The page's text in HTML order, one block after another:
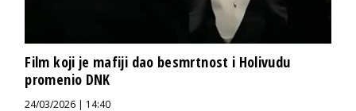
Film koji je mafiji dao besmrtnost i Holivudu
promenio DNK
24/03/2026 | 14:40